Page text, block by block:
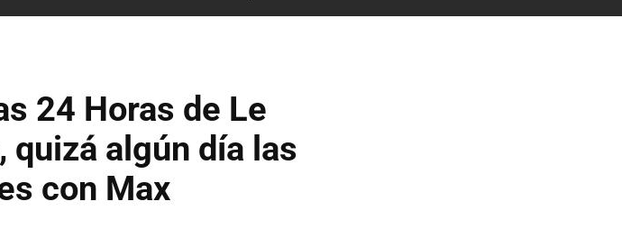
24 Horas de Le
algún día las
con Max